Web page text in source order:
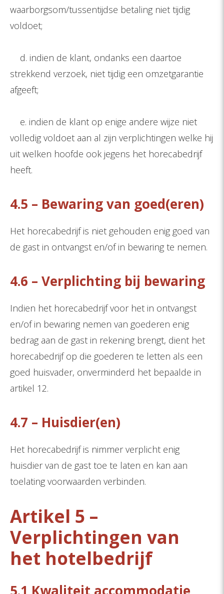
waarborgsom/tussentijdse betaling niet tijdig
voldoet;
d. indien de klant, ondanks een daartoe
strekkend verzoek, niet tijdig een omzetgarantie
afgeeft;
e. indien de klant op enige andere wijze niet
volledig voldoet aan al zijn verplichtingen welke hij
uit welken hoofde ook jegens het horecabedrijf
heeft.
4.5 – Bewaring van goed(eren)
Het horecabedrijf is niet gehouden enig goed van
de gast in ontvangst en/of in bewaring te nemen.
4.6 – Verplichting bij bewaring
Indien het horecabedrijf voor het in ontvangst
en/of in bewaring nemen van goederen enig
bedrag aan de gast in rekening brengt, dient het
horecabedrijf op die goederen te letten als een
goed huisvader, onverminderd het bepaalde in
artikel 12.
4.7 – Huisdier(en)
Het horecabedrijf is nimmer verplicht enig
huisdier van de gast toe te laten en kan aan
toelating voorwaarden verbinden.
Artikel 5 –
Verplichtingen van
het hotelbedrijf